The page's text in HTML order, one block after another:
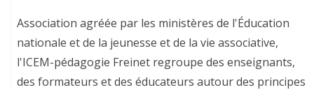
Association agréée par les ministères de l'Éducation
nationale et de la jeunesse et de la vie associative,
l'ICEM-pédagogie Freinet regroupe des enseignants,
des formateurs et des éducateurs autour des principes